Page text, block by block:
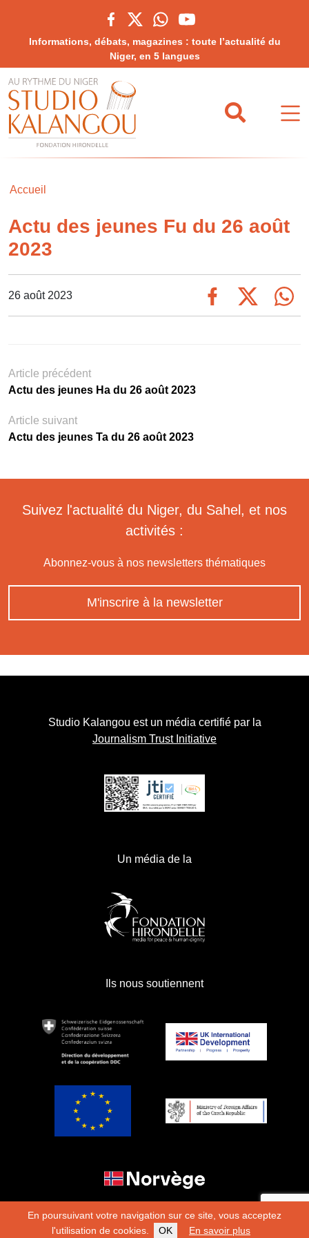
En poursuivant votre navigation sur ce site, vous acceptez
l'utilisation de cookies.
OK En savoir plus
Informations, débats, magazines : toute l’actualité du
Niger, en 5 langues
Accueil
Actu des jeunes Fu du 26 août
2023
26 août 2023
Article précédent
Actu des jeunes Ha du 26 août 2023
Article suivant
Actu des jeunes Ta du 26 août 2023
Suivez l'actualité du Niger, du Sahel, et nos
activités :
Abonnez-vous à nos newsletters thématiques
M'inscrire à la newsletter
Studio Kalangou est un média certifié par la
Journalism Trust Initiative
Un média de la
Ils nous soutiennent